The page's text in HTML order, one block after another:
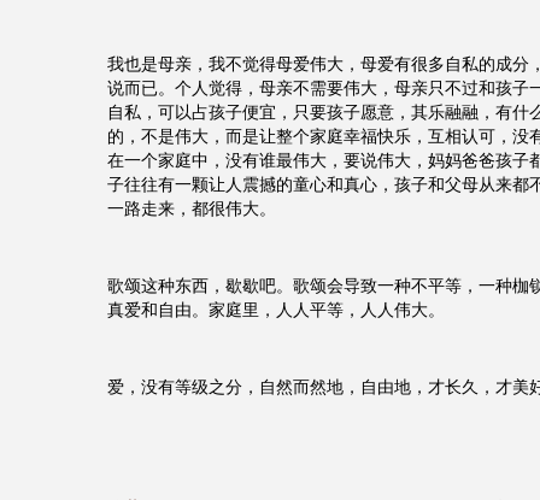
我也是母亲，我不觉得母爱伟大，母爱有很多自私的成分
说而已。个人觉得，母亲不需要伟大，母亲只不过和孩子
自私，可以占孩子便宜，只要孩子愿意，其乐融融，有什
的，不是伟大，而是让整个家庭幸福快乐，互相认可，没
在一个家庭中，没有谁最伟大，要说伟大，妈妈爸爸孩子
子往往有一颗让人震撼的童心和真心，孩子和父母从来都
一路走来，都很伟大。
歌颂这种东西，歇歇吧。歌颂会导致一种不平等，一种枷
真爱和自由。家庭里，人人平等，人人伟大。
爱，没有等级之分，自然而然地，自由地，才长久，才美